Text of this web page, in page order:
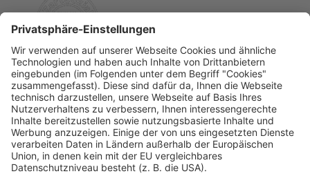
Rechtliches
Allgemeine Geschäftsbedingungen
Widerrufsbelehrung
Datenschutzerklärung
Barrierefreiheitserklärung
Impressum